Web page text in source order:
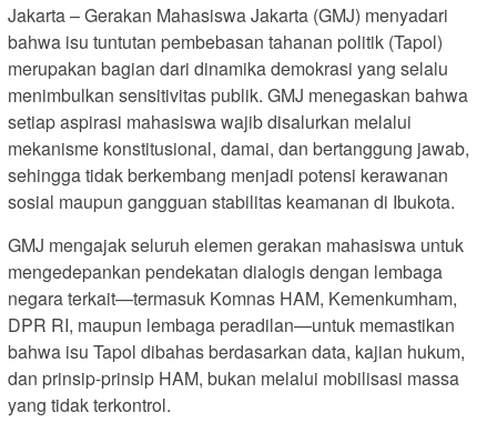
Jakarta – Gerakan Mahasiswa Jakarta (GMJ) menyadari
bahwa isu tuntutan pembebasan tahanan politik (Tapol)
merupakan bagian dari dinamika demokrasi yang selalu
menimbulkan sensitivitas publik. GMJ menegaskan bahwa
setiap aspirasi mahasiswa wajib disalurkan melalui
mekanisme konstitusional, damai, dan bertanggung jawab,
sehingga tidak berkembang menjadi potensi kerawanan
sosial maupun gangguan stabilitas keamanan di Ibukota.
GMJ mengajak seluruh elemen gerakan mahasiswa untuk
mengedepankan pendekatan dialogis dengan lembaga
negara terkait—termasuk Komnas HAM, Kemenkumham,
DPR RI, maupun lembaga peradilan—untuk memastikan
bahwa isu Tapol dibahas berdasarkan data, kajian hukum,
dan prinsip-prinsip HAM, bukan melalui mobilisasi massa
yang tidak terkontrol.